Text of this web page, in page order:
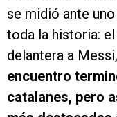
se midió ante
toda la historia:
delantera a
encuentro
catalanes, pero